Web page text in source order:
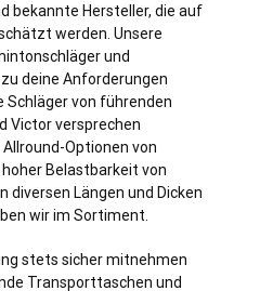
bekannte Hersteller, die auf
werden. Unsere
und
deine Anforderungen
von führenden
Victor versprechen
Optionen von
Belastbarkeit von
diversen Längen und Dicken
wir im Sortiment.
stets sicher mitnehmen
Transporttaschen und